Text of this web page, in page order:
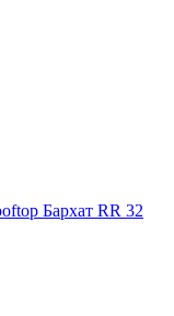
Бархат RR 32